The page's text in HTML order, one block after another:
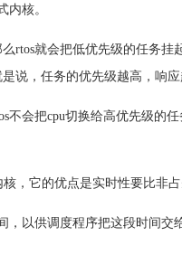
内核。
rtos就会把低优先级的任务挂
说，任务的优先级越高，响应
会把cpu切换给高优先级的
，它的优点是实时性要比非占
以供调度程序把这段时间交